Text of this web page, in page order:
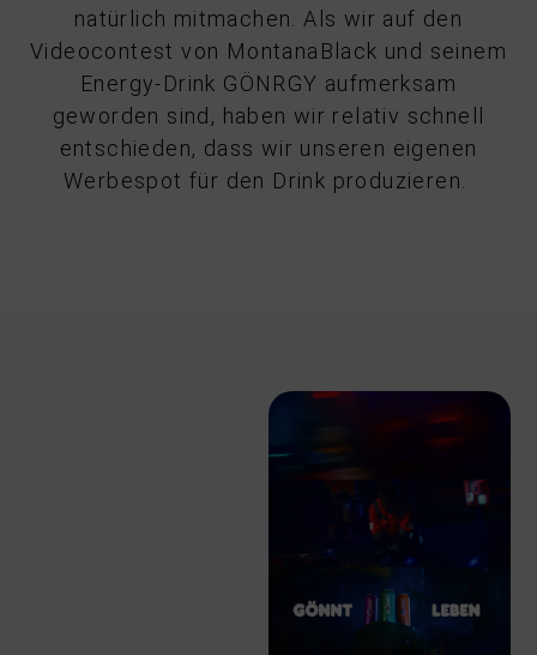
natürlich mitmachen. Als wir auf den
Videocontest von MontanaBlack und seinem
Energy-Drink GÖNRGY aufmerksam
geworden sind, haben wir relativ schnell
entschieden, dass wir unseren eigenen
Werbespot für den Drink produzieren.